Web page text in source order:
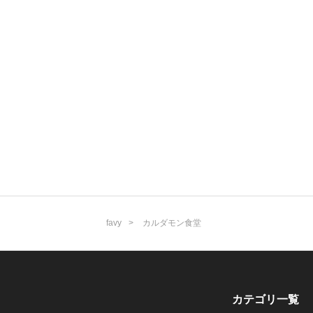
favy カルダモン食堂
カテゴリ一覧